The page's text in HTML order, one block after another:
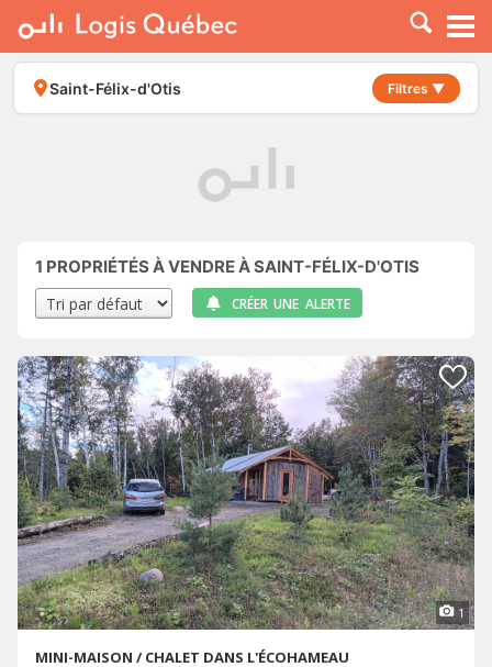
À LOUER
À VENDRE
PLACER UNE ANNONCE
Saint-Félix-d'Otis Filtres ▼
1 PROPRIÉTÉS À VENDRE À SAINT-FÉLIX-D'OTIS
CRÉER UNE ALERTE
1
MINI-MAISON / CHALET DANS L'ÉCOHAMEAU